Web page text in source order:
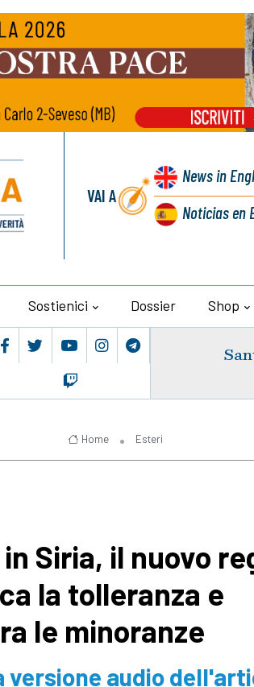
VAI A
Newsin
Noticiasen
Sostienici Dossier Shop
Home Esteri
Siria, il nuovo
la tolleranza e
le minoranze
versione audio